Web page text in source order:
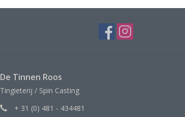
De Tinnen Roos
Tingieterij / Spin Casting
+ 31 (0) 481 - 434481